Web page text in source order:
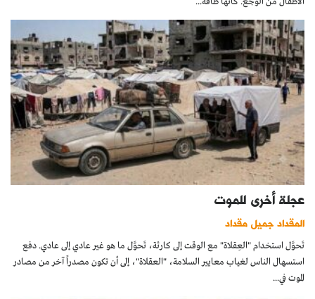
عجلة أخرى للموت
المقداد جميل مقداد
تَحوَّل استخدام "العِقلاة" مع الوقت إلى كارثة، تَحوَّل ما هو غير عادي إلى عادي. دفع
استسهال الناس لغياب معايير السلامة، "العقلاة"، إلى أن تكون مصدراً آخر من مصادر
الموت في...